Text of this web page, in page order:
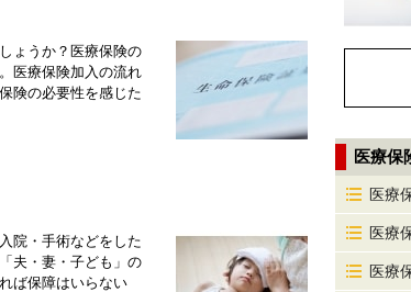
ょうか？医療保険の
医療保険加入の流れ
険の必要性を感じた
院・手術などをした
夫・妻・子ども」の
ば保障はいらない
医療保
医療
医療
医療